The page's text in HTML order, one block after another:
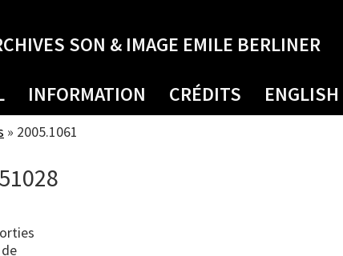
SON & IMAGE EMILE BERLINER
INFORMATION CRÉDITS ENGLISH
» 2005.1061